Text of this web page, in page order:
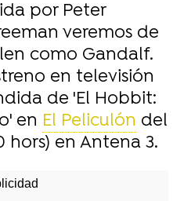
por Peter
veremos de
como Gandalf.
en televisión
de 'El Hobbit:
en El Peliculón del
hors) en Antena 3.